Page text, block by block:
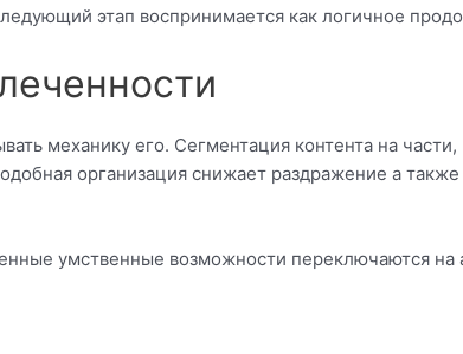
этап воспринимается как логичное
механику его. Сегментация контента на
организация снижает раздражение а
умственные возможности переключаются на